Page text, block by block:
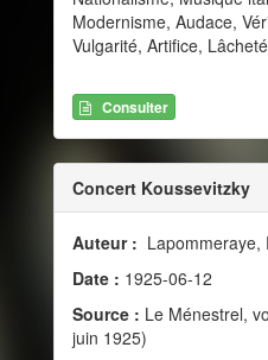
Modernisme, Audace,
Vulgarité, Artifice, Lâcheté
Consulter
Concert Koussevitzky
Auteur : Lapommeraye,
Date : 1925-06-12
Source : Le Ménestrel,
juin 1925)